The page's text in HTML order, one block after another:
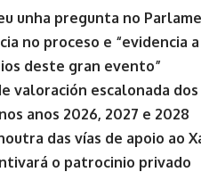
unha pregunta no
no proceso e “evidencia
deste gran evento”
valoración escalonada
anos 2026, 2027 e 2028
das vías de apoio ao
o patrocinio privado